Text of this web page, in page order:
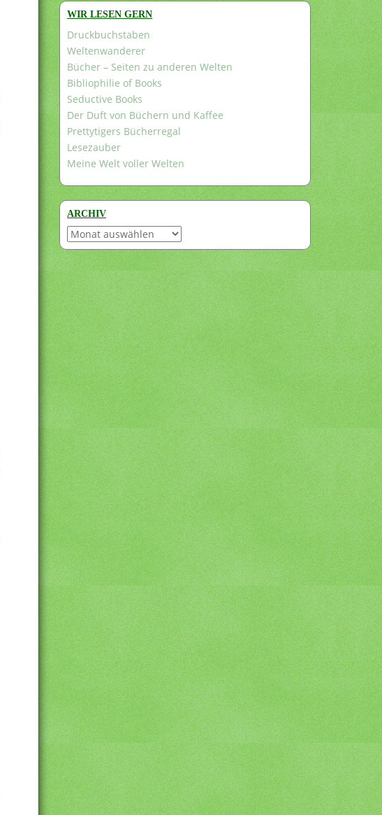
WIR LESEN GERN
Druckbuchstaben
Weltenwanderer
Bücher – Seiten zu anderen Welten
Bibliophilie of Books
Seductive Books
Der Duft von Büchern und Kaffee
Prettytigers Bücherregal
Lesezauber
Meine Welt voller Welten
ARCHIV
Archiv